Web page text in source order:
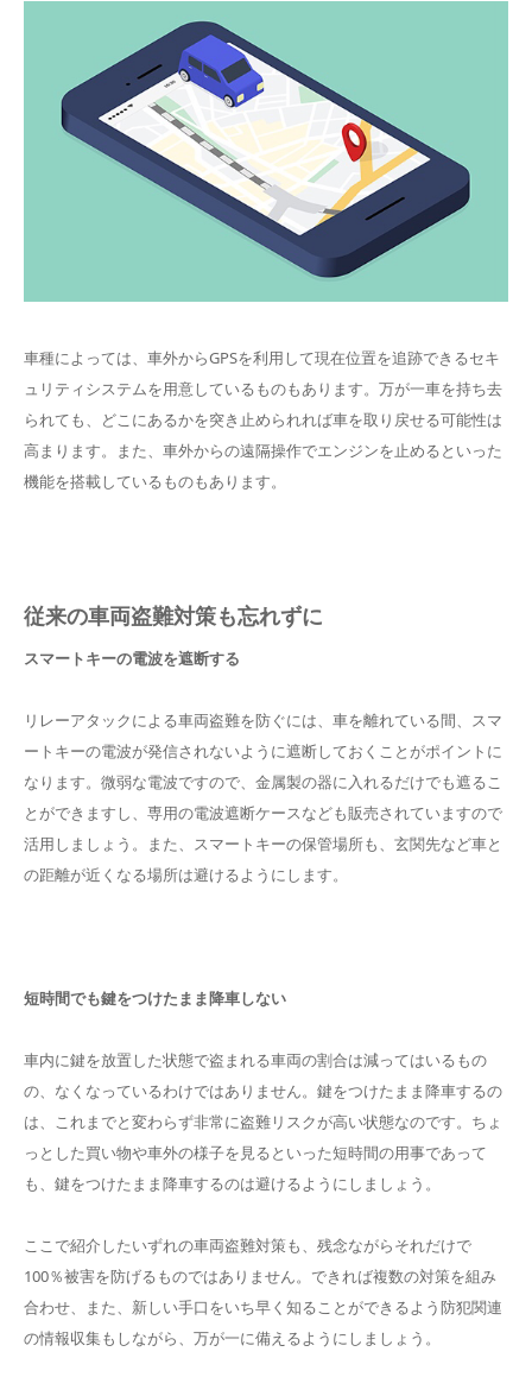
車種によっては、車外からGPSを利用して現在位置を追跡できるセキ
ュリティシステムを用意しているものもあります。万が一車を持ち去
られても、どこにあるかを突き止められれば車を取り戻せる可能性は
高まります。また、車外からの遠隔操作でエンジンを止めるといった
機能を搭載しているものもあります。
従来の車両盗難対策も忘れずに
スマートキーの電波を遮断する
リレーアタックによる車両盗難を防ぐには、車を離れている間、スマ
ートキーの電波が発信されないように遮断しておくことがポイントに
なります。微弱な電波ですので、金属製の器に入れるだけでも遮るこ
とができますし、専用の電波遮断ケースなども販売されていますので
活用しましょう。また、スマートキーの保管場所も、玄関先など車と
の距離が近くなる場所は避けるようにします。
短時間でも鍵をつけたまま降車しない
車内に鍵を放置した状態で盗まれる車両の割合は減ってはいるもの
の、なくなっているわけではありません。鍵をつけたまま降車するの
は、これまでと変わらず非常に盗難リスクが高い状態なのです。ちょ
っとした買い物や車外の様子を見るといった短時間の用事であって
も、鍵をつけたまま降車するのは避けるようにしましょう。
ここで紹介したいずれの車両盗難対策も、残念ながらそれだけで
100％被害を防げるものではありません。できれば複数の対策を組み
合わせ、また、新しい手口をいち早く知ることができるよう防犯関連
の情報収集もしながら、万が一に備えるようにしましょう。